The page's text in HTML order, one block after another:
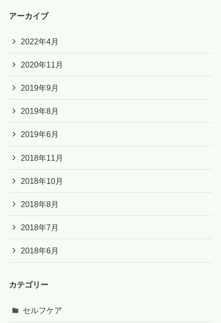
アーカイブ
2022年4月
2020年11月
2019年9月
2019年8月
2019年6月
2018年11月
2018年10月
2018年8月
2018年7月
2018年6月
カテゴリー
セルフケア